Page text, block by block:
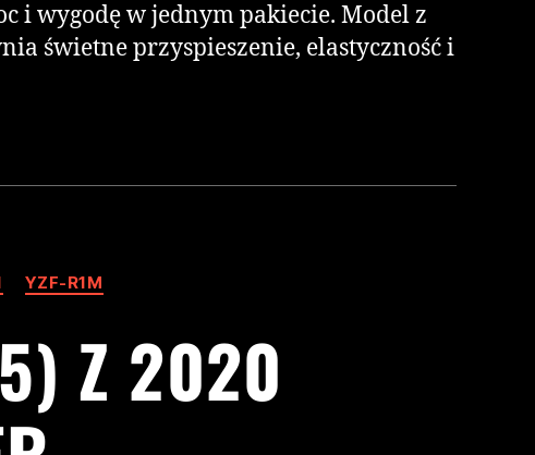
i wygodę w jednym pakiecie. Model z
świetne przyspieszenie, elastyczność i
YZF-R1M
Z 2020